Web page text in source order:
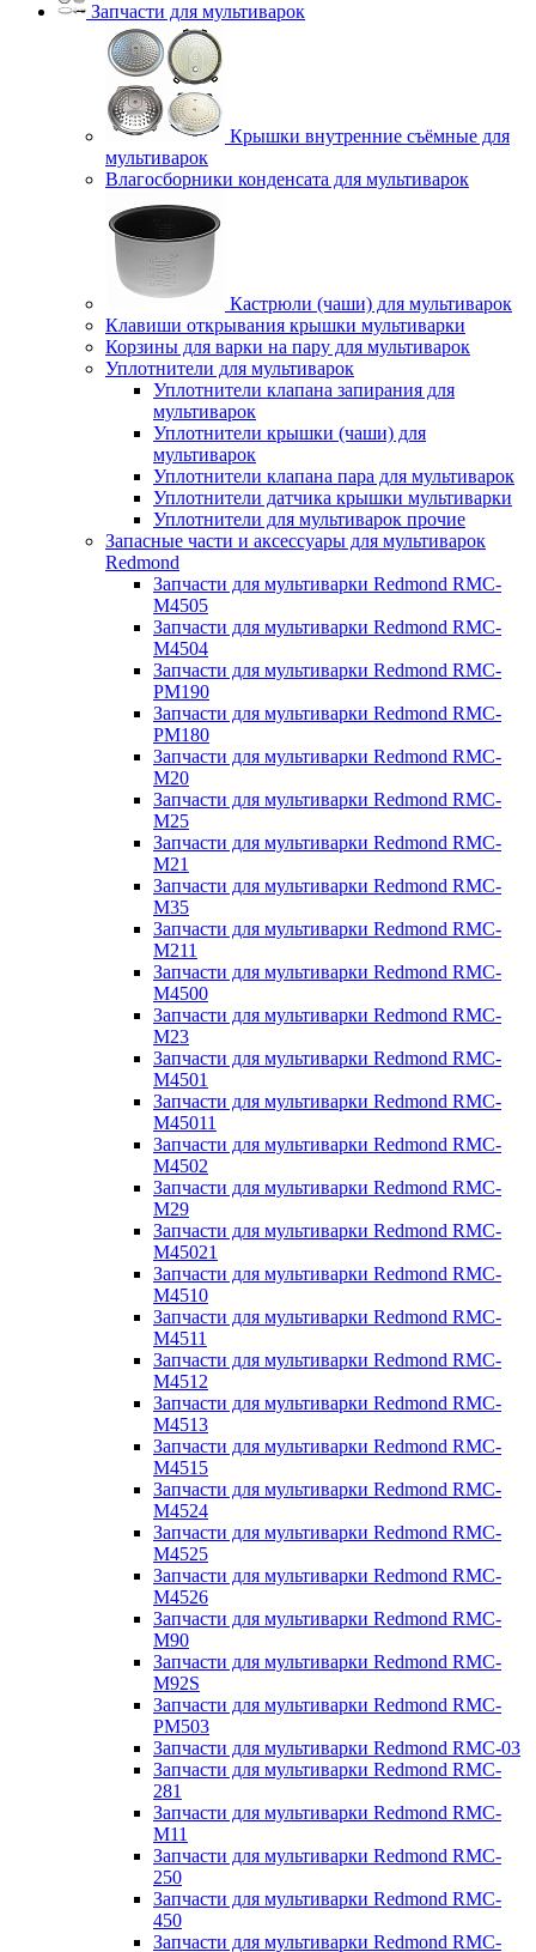
Запчасти для мультиварок
Крышки внутренние съёмные для
мультиварок
Влагосборники конденсата для мультиварок
Кастрюли (чаши) для мультиварок
Клавиши открывания крышки мультиварки
Корзины для варки на пару для мультиварок
Уплотнители для мультиварок
Уплотнители клапана запирания для
мультиварок
Уплотнители крышки (чаши) для
мультиварок
Уплотнители клапана пара для мультиварок
Уплотнители датчика крышки мультиварки
Уплотнители для мультиварок прочие
Запасные части и аксессуары для мультиварок
Redmond
Запчасти для мультиварки Redmond RMC-
M4505
Запчасти для мультиварки Redmond RMC-
M4504
Запчасти для мультиварки Redmond RMC-
PM190
Запчасти для мультиварки Redmond RMC-
PM180
Запчасти для мультиварки Redmond RMC-
M20
Запчасти для мультиварки Redmond RMC-
M25
Запчасти для мультиварки Redmond RMC-
M21
Запчасти для мультиварки Redmond RMC-
M35
Запчасти для мультиварки Redmond RMC-
M211
Запчасти для мультиварки Redmond RMC-
M4500
Запчасти для мультиварки Redmond RMC-
M23
Запчасти для мультиварки Redmond RMC-
M4501
Запчасти для мультиварки Redmond RMC-
M45011
Запчасти для мультиварки Redmond RMC-
M4502
Запчасти для мультиварки Redmond RMC-
M29
Запчасти для мультиварки Redmond RMC-
M45021
Запчасти для мультиварки Redmond RMC-
M4510
Запчасти для мультиварки Redmond RMC-
M4511
Запчасти для мультиварки Redmond RMC-
M4512
Запчасти для мультиварки Redmond RMC-
M4513
Запчасти для мультиварки Redmond RMC-
M4515
Запчасти для мультиварки Redmond RMC-
M4524
Запчасти для мультиварки Redmond RMC-
M4525
Запчасти для мультиварки Redmond RMC-
M4526
Запчасти для мультиварки Redmond RMC-
M90
Запчасти для мультиварки Redmond RMC-
M92S
Запчасти для мультиварки Redmond RMC-
PM503
Запчасти для мультиварки Redmond RMC-03
Запчасти для мультиварки Redmond RMC-
281
Запчасти для мультиварки Redmond RMC-
M11
Запчасти для мультиварки Redmond RMC-
250
Запчасти для мультиварки Redmond RMC-
450
Запчасти для мультиварки Redmond RMC-